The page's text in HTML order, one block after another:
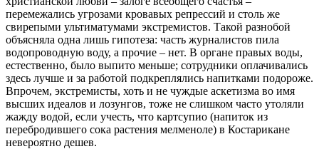
перемежались угрозами кровавых репрессий и столь же
свирепыми ультиматумами экстремистов. Такой разнобой
объясняла одна лишь гипотеза: часть журналистов пила
водопроводную воду, а прочие – нет. В органе правых воды,
естественно, было выпито меньше; сотрудники оплачивались
здесь лучше и за работой подкреплялись напитками подороже.
Впрочем, экстремисты, хоть и не чуждые аскетизма во имя
высших идеалов и лозунгов, тоже не слишком часто утоляли
жажду водой, если учесть, что картсупио (напиток из
перебродившего сока растения мелменоле) в Костарикане
невероятно дешев.